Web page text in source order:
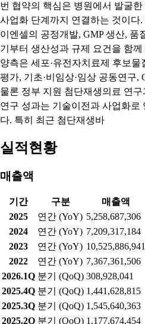
번 협약의 핵심은 병원에서 발굴
사업화 단계까지 연결하는 것이다
이엔셀의 공정개발, GMP 생산, 품
기부터 생산성과 규제 요건을 함
양측은 세포·유전자치료제 후보
평가, 기초·비임상·임상 공동연구,
물론 정부 지원 첨단재생의료 연
연구 성과는 기술이전과 사업화로
다. 특히 최근 첨단재생바
실적현황
매출액
기간 구분 매출액
2025
연간 (YoY) 5,258,687,306
2024
연간 (YoY) 7,209,317,184
2023
연간 (YoY) 10,525,886,941
2022
연간 (YoY) 7,367,361,506
2026.1Q 분기 (QoQ) 308,928,041
2025.4Q 분기 (QoQ) 1,441,628,815
2025.3Q 분기 (QoQ) 1,545,640,363
2025.2Q 분기 (QoQ) 1,177,674,454